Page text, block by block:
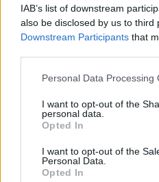
IAB’s list of downstream
also be disclosed by us to third
Downstream Participants that
Personal Data Processing
I want to opt-out of the
personal data.
Opted In
I want to opt-out of the
Personal Data.
Opted In
2026. augusztus 08.,